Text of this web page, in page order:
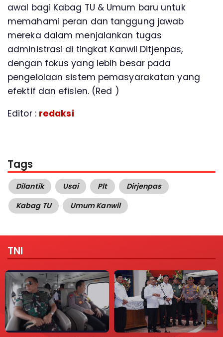
awal bagi Kabag TU & Umum baru untuk
memahami peran dan tanggung jawab
mereka dalam menjalankan tugas
administrasi di tingkat Kanwil Ditjenpas,
dengan fokus yang lebih besar pada
pengelolaan sistem pemasyarakatan yang
efektif dan efisien. (Red )
Editor : redaksi
Tags
Dilantik Usai Plt
Dirjenpas
Kabag TU
Umum Kanwil
TNI